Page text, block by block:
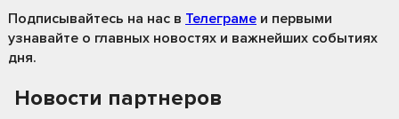
Подписывайтесь на нас в Телеграме и первыми
узнавайте о главных новостях и важнейших событиях
дня.
Новости партнеров